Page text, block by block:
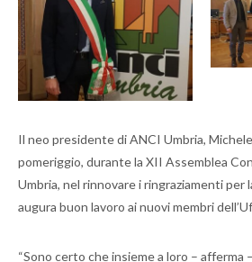
Il neo presidente di ANCI Umbria,
pomeriggio, durante la XII Assemblea
Umbria, nel rinnovare i ringraziamenti per
augura buon lavoro ai nuovi membri
“Sono certo che insieme a loro – afferma